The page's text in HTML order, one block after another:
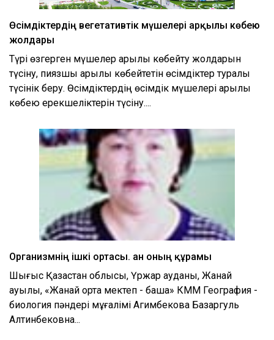
Өсімдіктердің вегетативтік мүшелері арқылы көбею
жолдары
Түрі өзгерген мүшелер арқылы көбейту жолдарын
түсіну, пиязшық арқылы көбейтетін өсімдіктер туралы
түсінік беру. Өсімдіктердің өсімдік мүшелері арқылы
көбею ерекшеліктерін түсіну....
Организмнің ішкі ортасы. Қан оның құрамы
Шығыс Қазақстан облысы, Үржар ауданы, Жанай
ауылы, «Жанай орта мектеп - бақша» КММ География -
биология пәндері мұғалімі Агимбекова Базаргуль
Алтинбековна...